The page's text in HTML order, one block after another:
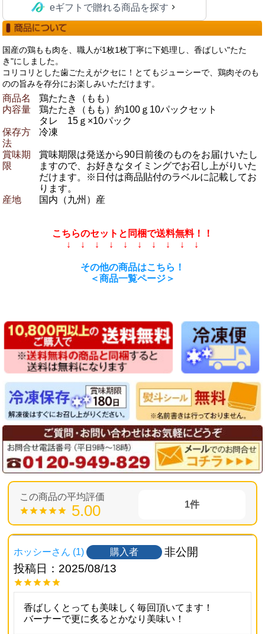
eギフトで贈れる商品を探す
国産の鶏もも肉を、職人が1枚1枚丁寧に下処理し、香ばしい"たた
き"にしました。
コリコリとした歯ごたえがクセに！とてもジューシーで、鶏肉そのも
のの旨みを存分にお楽しみいただけます。
商品名
鶏たたき（もも）
内容量
鶏たたき（もも）約100ｇ10パックセット
タレ 15ｇ×10パック
保存方
法
冷凍
賞味期
限
賞味期限は発送から90日前後のものをお届けいたし
ますので、お好きなタイミングでお召し上がりいた
だけます。※日付は商品貼付のラベルに記載してお
ります。
産地
国内（九州）産
こちらのセットと同梱で送料無料！！
↓ ↓ ↓ ↓ ↓ ↓ ↓ ↓ ↓ ↓
その他の商品はこちら！
＜商品一覧ページ＞
5.00 1
ホッシー 1 購入者
非公開
投稿日
2025/08/13
香ばしくとっても美味しく毎回頂いてます！
バーナーで更に炙るとかなり美味い！